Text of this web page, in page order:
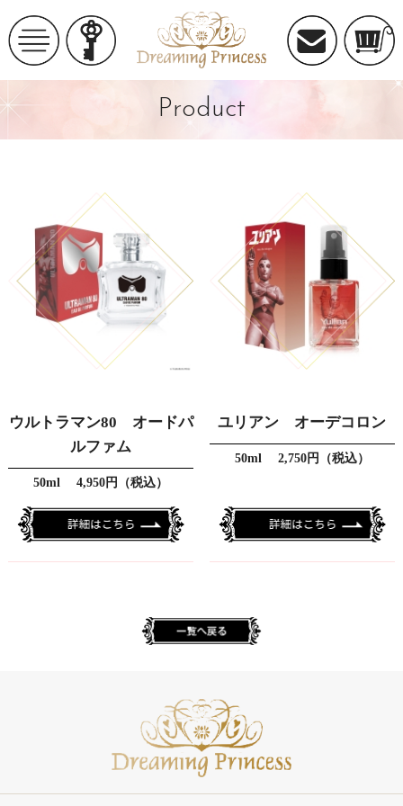
Product
ウルトラマン80 オードパ
ルファム
50ml 4,950円（税込）
ユリアン オーデコロン
50ml 2,750円（税込）